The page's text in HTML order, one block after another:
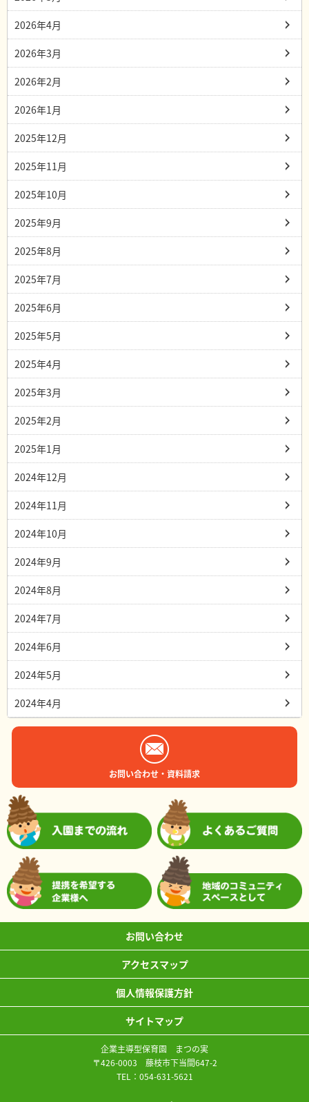
2026年4月
2026年3月
2026年2月
2026年1月
2025年12月
2025年11月
2025年10月
2025年9月
2025年8月
2025年7月
2025年6月
2025年5月
2025年4月
2025年3月
2025年2月
2025年1月
2024年12月
2024年11月
2024年10月
2024年9月
2024年8月
2024年7月
2024年6月
2024年5月
2024年4月
お問い合わせ・資料請求
お問い合わせ
アクセスマップ
個人情報保護方針
サイトマップ
企業主導型保育園 まつの実
〒426-0003 藤枝市下当間647-2
TEL： 054-631-5621